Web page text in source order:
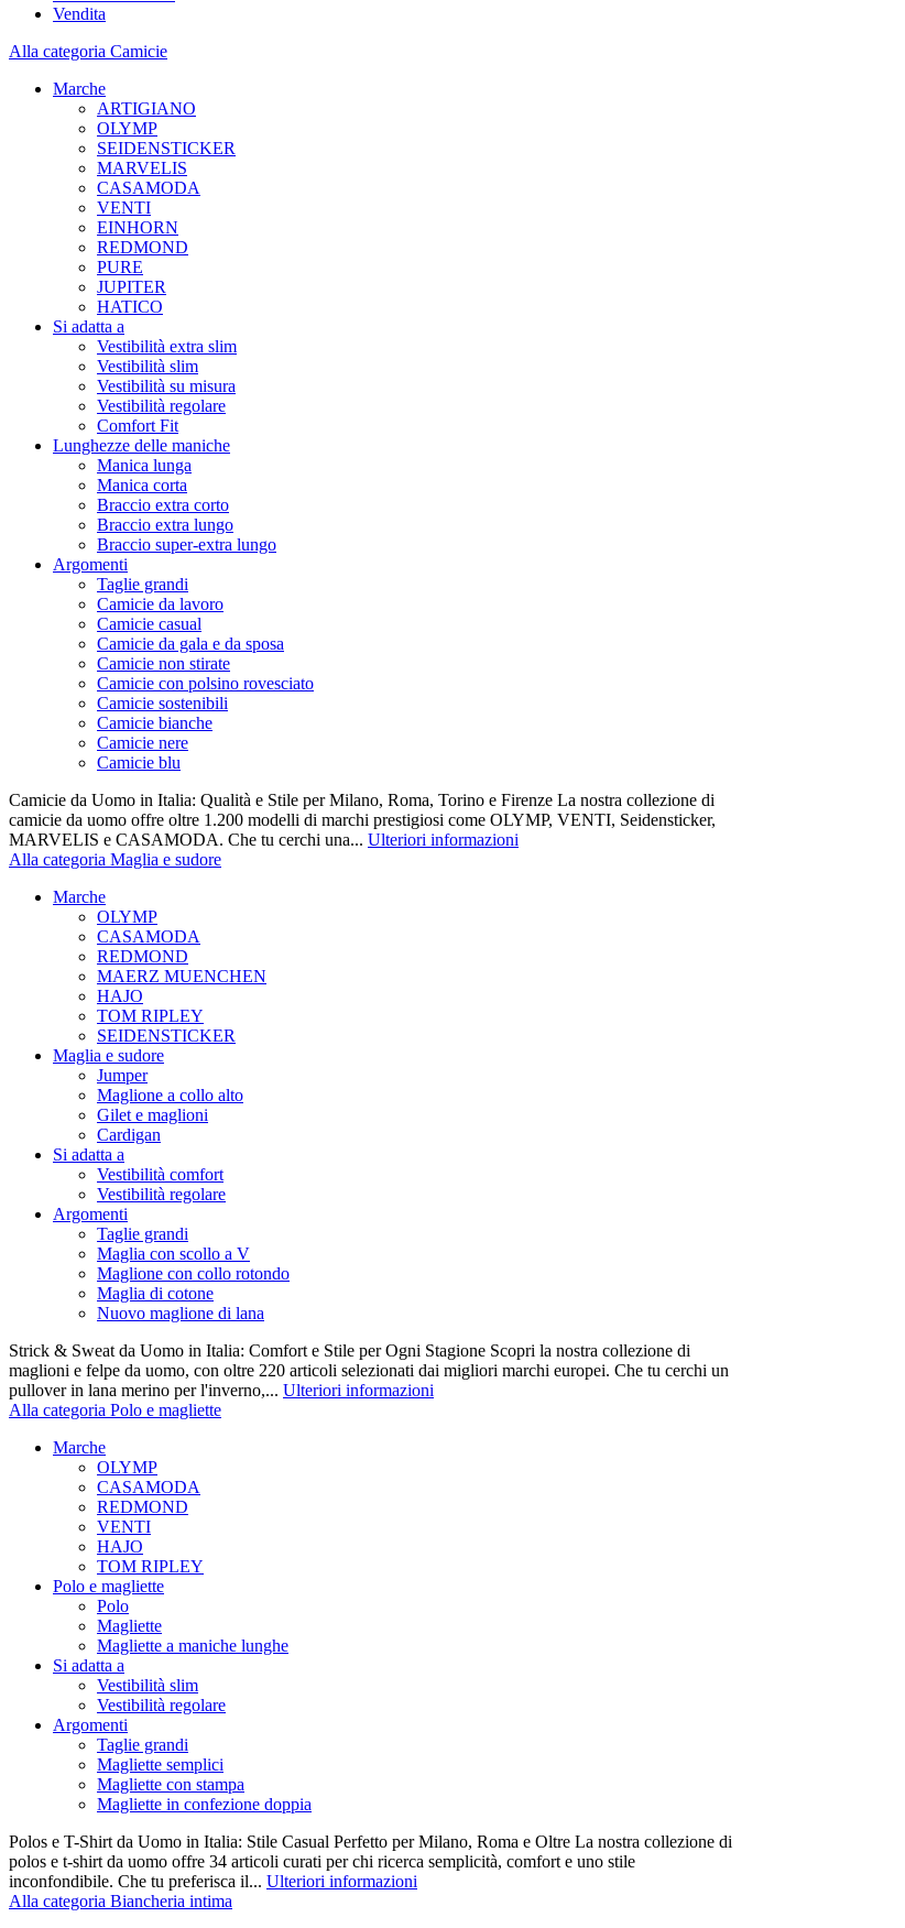
Vendita
Alla categoria Camicie
Marche
ARTIGIANO
OLYMP
SEIDENSTICKER
MARVELIS
CASAMODA
VENTI
EINHORN
REDMOND
PURE
JUPITER
HATICO
Si adatta a
Vestibilità extra slim
Vestibilità slim
Vestibilità su misura
Vestibilità regolare
Comfort Fit
Lunghezze delle maniche
Manica lunga
Manica corta
Braccio extra corto
Braccio extra lungo
Braccio super-extra lungo
Argomenti
Taglie grandi
Camicie da lavoro
Camicie casual
Camicie da gala e da sposa
Camicie non stirate
Camicie con polsino rovesciato
Camicie sostenibili
Camicie bianche
Camicie nere
Camicie blu
Camicie da Uomo in Italia: Qualità e Stile per Milano, Roma, Torino e Firenze La nostra collezione di
camicie da uomo offre oltre 1.200 modelli di marchi prestigiosi come OLYMP, VENTI, Seidensticker,
MARVELIS e CASAMODA. Che tu cerchi una... Ulteriori informazioni
Alla categoria Maglia e sudore
Marche
OLYMP
CASAMODA
REDMOND
MAERZ MUENCHEN
HAJO
TOM RIPLEY
SEIDENSTICKER
Maglia e sudore
Jumper
Maglione a collo alto
Gilet e maglioni
Cardigan
Si adatta a
Vestibilità comfort
Vestibilità regolare
Argomenti
Taglie grandi
Maglia con scollo a V
Maglione con collo rotondo
Maglia di cotone
Nuovo maglione di lana
Strick & Sweat da Uomo in Italia: Comfort e Stile per Ogni Stagione Scopri la nostra collezione di
maglioni e felpe da uomo, con oltre 220 articoli selezionati dai migliori marchi europei. Che tu cerchi un
pullover in lana merino per l'inverno,... Ulteriori informazioni
Alla categoria Polo e magliette
Marche
OLYMP
CASAMODA
REDMOND
VENTI
HAJO
TOM RIPLEY
Polo e magliette
Polo
Magliette
Magliette a maniche lunghe
Si adatta a
Vestibilità slim
Vestibilità regolare
Argomenti
Taglie grandi
Magliette semplici
Magliette con stampa
Magliette in confezione doppia
Polos e T-Shirt da Uomo in Italia: Stile Casual Perfetto per Milano, Roma e Oltre La nostra collezione di
polos e t-shirt da uomo offre 34 articoli curati per chi ricerca semplicità, comfort e uno stile
inconfondibile. Che tu preferisca il... Ulteriori informazioni
Alla categoria Biancheria intima